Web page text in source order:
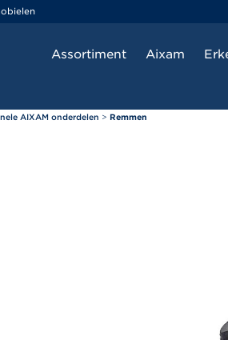
Assortiment Aixam
AIXAM onderdelen > Remmen